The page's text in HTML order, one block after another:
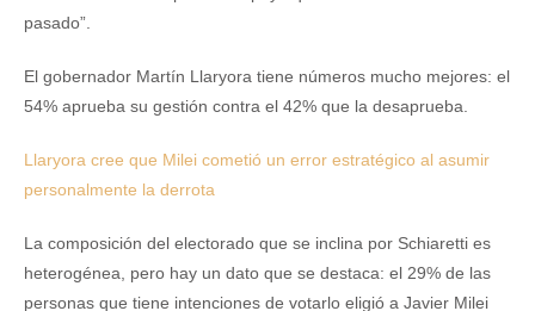
pasado”.
El gobernador Martín Llaryora tiene números mucho mejores: el
54% aprueba su gestión contra el 42% que la desaprueba.
Llaryora cree que Milei cometió un error estratégico al asumir
personalmente la derrota
La composición del electorado que se inclina por Schiaretti es
heterogénea, pero hay un dato que se destaca: el 29% de las
personas que tiene intenciones de votarlo eligió a Javier Milei